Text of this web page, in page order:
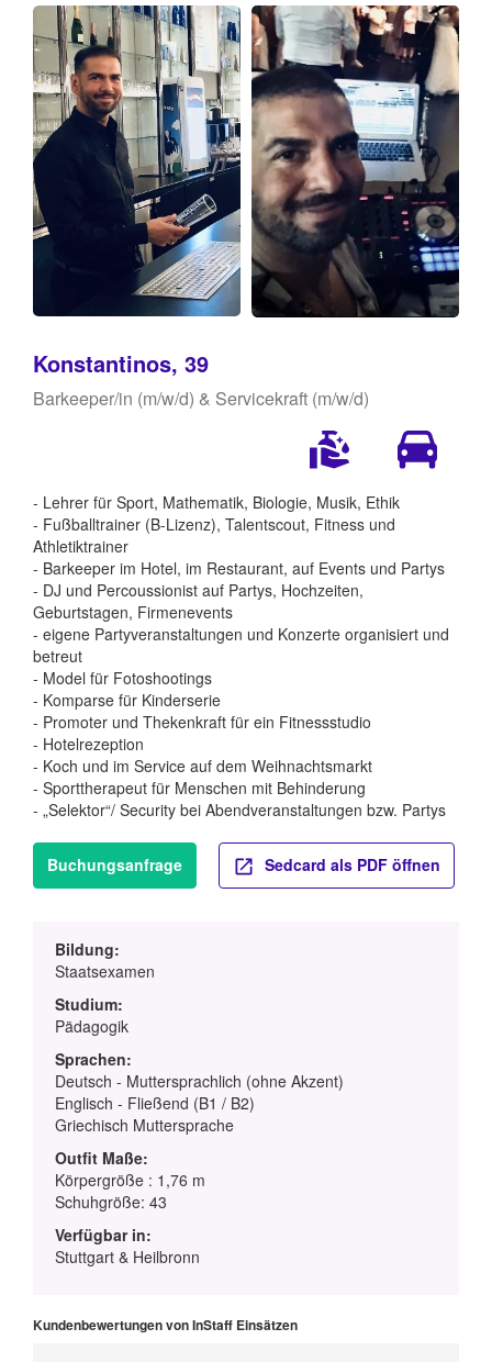
Konstantinos, 39
Barkeeper/in (m/w/d) & Servicekraft (m/w/d)
- Lehrer für Sport, Mathematik, Biologie, Musik, Ethik
- Fußballtrainer (B-Lizenz), Talentscout, Fitness und
Athletiktrainer
- Barkeeper im Hotel, im Restaurant, auf Events und Partys
- DJ und Percoussionist auf Partys, Hochzeiten,
Geburtstagen, Firmenevents
- eigene Partyveranstaltungen und Konzerte organisiert und
betreut
- Model für Fotoshootings
- Komparse für Kinderserie
- Promoter und Thekenkraft für ein Fitnessstudio
- Hotelrezeption
- Koch und im Service auf dem Weihnachtsmarkt
- Sporttherapeut für Menschen mit Behinderung
- „Selektor“/ Security bei Abendveranstaltungen bzw. Partys
Buchungsanfrage Sedcard als PDF öffnen
Bildung:
Staatsexamen
Studium:
Pädagogik
Sprachen:
Deutsch - Muttersprachlich (ohne Akzent)
Englisch - Fließend (B1 / B2)
Griechisch Muttersprache
Outfit Maße:
Körpergröße : 1,76 m
Schuhgröße: 43
Verfügbar in:
Stuttgart & Heilbronn
Kundenbewertungen von InStaff Einsätzen